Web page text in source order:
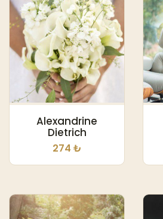
Alexandrine
Dietrich
274 ₺